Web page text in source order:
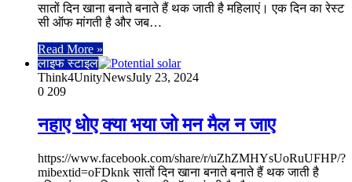
सातों दिन खाना बनाते बनाते हैं थक जाती है महिलाएं। एक दिन का रेस्ट
सी ऑफ मांगती है और जब…
Read More »
लाइफ स्टाइल
Think4UnityNewsJuly 23, 2024
0 209
नहाए धोए क्या भया जो मन मैल न जाए
https://www.facebook.com/share/r/uZhZMHYsUoRuUFHP/?
mibextid=oFDknk सातों दिन खाना बनाते बनाते हैं थक जाती है